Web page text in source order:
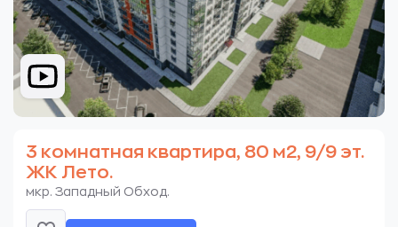
3 комнатная квартира, 80 м2, 9/9 эт.
ЖК Лето.
мкр. Западный Обход.